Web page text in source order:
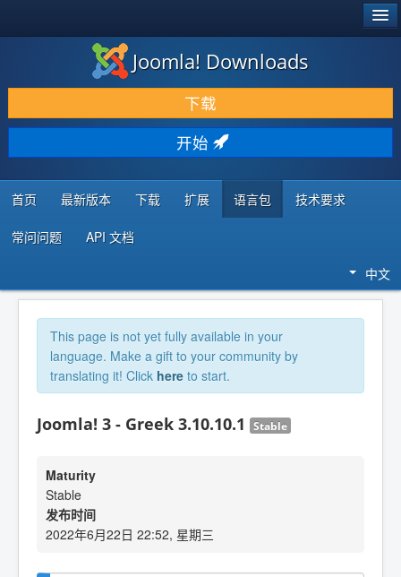
下载 & 扩展
发现 & 学习
社区 & 支持
开发者资源
Joomla! Downloads
下载
开始
首页 最新版本 下载 扩展 语言包 技术要求
常问问题 API 文档
中文
This page is not yet fully available in your
language. Make a gift to your community by
translating it! Click here to start.
Joomla! 3 - Greek 3.10.10.1 Stable
Maturity
Stable
发布时间
2022年6月22日 22:52, 星期三